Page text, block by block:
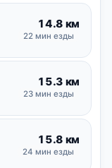
14.8 км
22 мин езды
15.3 км
23 мин езды
15.8 км
24 мин езды